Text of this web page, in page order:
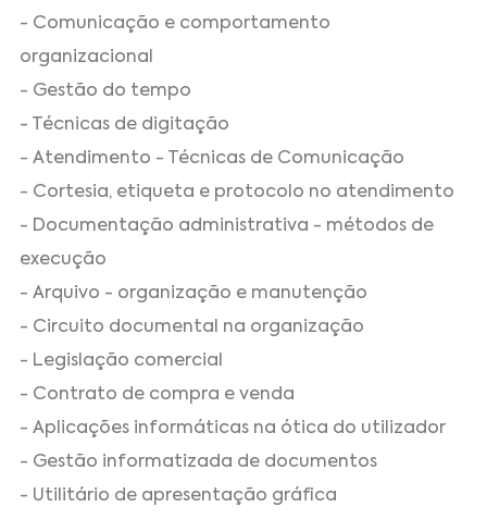
- Comunicação e comportamento
organizacional
- Gestão do tempo
- Técnicas de digitação
- Atendimento - Técnicas de Comunicação
- Cortesia, etiqueta e protocolo no atendimento
- Documentação administrativa - métodos de
execução
- Arquivo - organização e manutenção
- Circuito documental na organização
- Legislação comercial
- Contrato de compra e venda
- Aplicações informáticas na ótica do utilizador
- Gestão informatizada de documentos
- Utilitário de apresentação gráfica